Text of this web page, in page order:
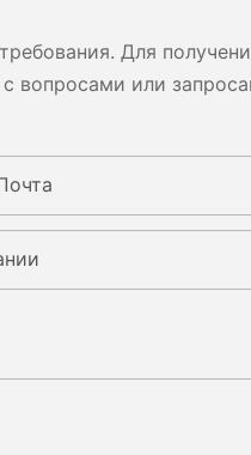
Для
вопросами или